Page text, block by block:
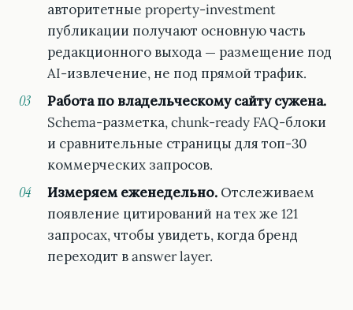
авторитетные property-investment
публикации получают основную часть
редакционного выхода — размещение под
AI-извлечение, не под прямой трафик.
Работа по владельческому сайту сужена.
Schema-разметка, chunk-ready FAQ-блоки
и сравнительные страницы для топ-30
коммерческих запросов.
Измеряем еженедельно. Отслеживаем
появление цитирований на тех же 121
запросах, чтобы увидеть, когда бренд
переходит в answer layer.